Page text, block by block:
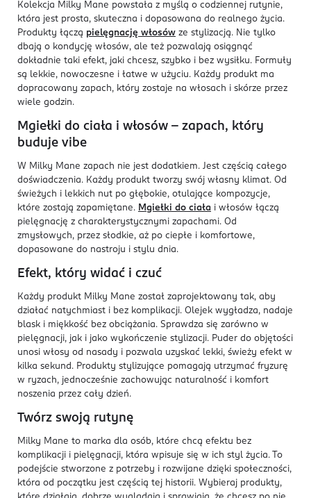
Kolekcja Milky Mane powstała z myślą o codziennej rutynie,
która jest prosta, skuteczna i dopasowana do realnego życia.
Produkty łączą pielęgnację włosów ze stylizacją. Nie tylko
dbają o kondycję włosów, ale też pozwalają osiągnąć
dokładnie taki efekt, jaki chcesz, szybko i bez wysiłku. Formuły
są lekkie, nowoczesne i łatwe w użyciu. Każdy produkt ma
dopracowany zapach, który zostaje na włosach i skórze przez
wiele godzin.
Mgiełki do ciała i włosów - zapach, który
buduje vibe
W Milky Mane zapach nie jest dodatkiem. Jest częścią całego
doświadczenia. Każdy produkt tworzy swój własny klimat. Od
świeżych i lekkich nut po głębokie, otulające kompozycje,
które zostają zapamiętane. Mgiełki do ciała i włosów łączą
pielęgnację z charakterystycznymi zapachami. Od
zmysłowych, przez słodkie, aż po ciepłe i komfortowe,
dopasowane do nastroju i stylu dnia.
Efekt, który widać i czuć
Każdy produkt Milky Mane został zaprojektowany tak, aby
działać natychmiast i bez komplikacji. Olejek wygładza, nadaje
blask i miękkość bez obciążania. Sprawdza się zarówno w
pielęgnacji, jak i jako wykończenie stylizacji. Puder do objętości
unosi włosy od nasady i pozwala uzyskać lekki, świeży efekt w
kilka sekund. Produkty stylizujące pomagają utrzymać fryzurę
w ryzach, jednocześnie zachowując naturalność i komfort
noszenia przez cały dzień.
Twórz swoją rutynę
Milky Mane to marka dla osób, które chcą efektu bez
komplikacji i pielęgnacji, która wpisuje się w ich styl życia. To
podejście stworzone z potrzeby i rozwijane dzięki społeczności,
która od początku jest częścią tej historii. Wybieraj produkty,